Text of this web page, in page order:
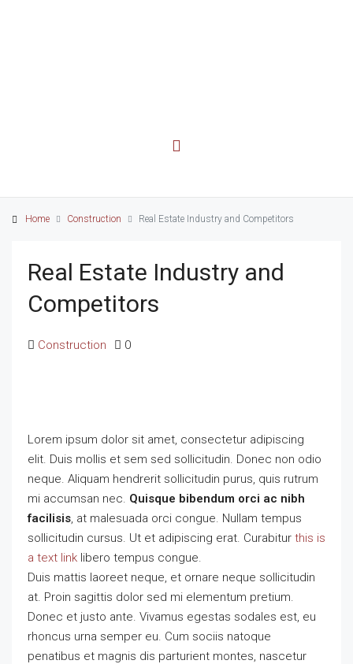
Home Construction Real Estate Industry and Competitors
Real Estate Industry and
Competitors
Construction 0
Lorem ipsum dolor sit amet, consectetur adipiscing
elit. Duis mollis et sem sed sollicitudin. Donec non odio
neque. Aliquam hendrerit sollicitudin purus, quis rutrum
mi accumsan nec. Quisque bibendum orci ac nibh
facilisis, at malesuada orci congue. Nullam tempus
sollicitudin cursus. Ut et adipiscing erat. Curabitur this is
a text link libero tempus congue.
Duis mattis laoreet neque, et ornare neque sollicitudin
at. Proin sagittis dolor sed mi elementum pretium.
Donec et justo ante. Vivamus egestas sodales est, eu
rhoncus urna semper eu. Cum sociis natoque
penatibus et magnis dis parturient montes, nascetur